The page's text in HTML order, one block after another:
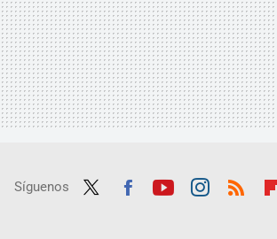
Síguenos